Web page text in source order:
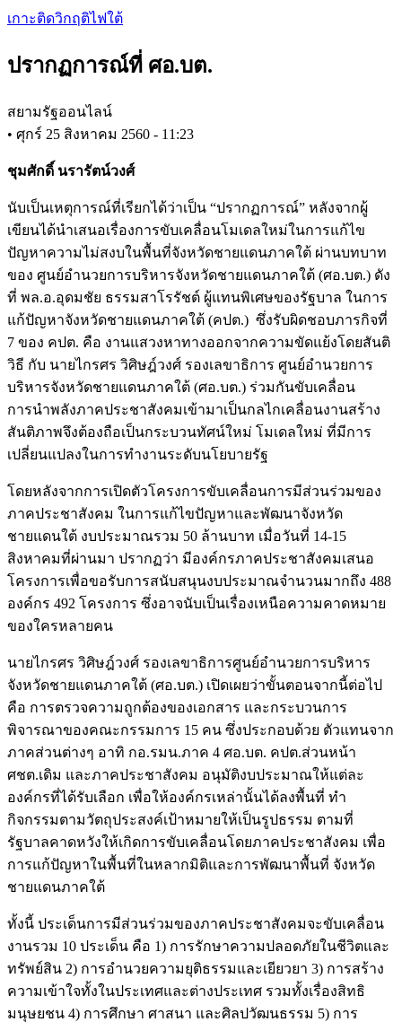
Skip
content
เกาะติดวิกฤติไฟใต้
ปรากฏการณ์ที่ ศอ.บต.
สยามรัฐออนไลน์
• ศุกร์ 25 สิงหาคม 2560 - 11:23
ชุมศักดิ์ นรารัตน์วงศ์
นับเป็นเหตุการณ์ที่เรียกได้ว่าเป็น “ปรากฏการณ์” หลังจากผู้
เขียนได้นำเสนอเรื่องการขับเคลื่อนโมเดลใหม่ในการแก้ไข
ปัญหาความไม่สงบในพื้นที่จังหวัดชายแดนภาคใต้ ผ่านบทบาท
ของ ศูนย์อำนวยการบริหารจังหวัดชายแดนภาคใต้ (ศอ.บต.) ดัง
ที่ พล.อ.อุดมชัย ธรรมสาโรรัชต์ ผู้แทนพิเศษของรัฐบาล ในการ
แก้ปัญหาจังหวัดชายแดนภาคใต้ (คปต.) ซึ่งรับผิดชอบภารกิจที่
7 ของ คปต. คือ งานแสวงหาทางออกจากความขัดแย้งโดยสันติ
วิธี กับ นายไกรศร วิศิษฎ์วงศ์ รองเลขาธิการ ศูนย์อำนวยการ
บริหารจังหวัดชายแดนภาคใต้ (ศอ.บต.) ร่วมกันขับเคลื่อน
การนำพลังภาคประชาสังคมเข้ามาเป็นกลไกเคลื่อนงานสร้าง
สันติภาพจึงต้องถือเป็นกระบวนทัศน์ใหม่ โมเดลใหม่ ที่มีการ
เปลี่ยนแปลงในการทำงานระดับนโยบายรัฐ
โดยหลังจากการเปิดตัวโครงการขับเคลื่อนการมีส่วนร่วมของ
ภาคประชาสังคม ในการแก้ไขปัญหาและพัฒนาจังหวัด
ชายแดนใต้ งบประมาณรวม 50 ล้านบาท เมื่อวันที่ 14-15
สิงหาคมที่ผ่านมา ปรากฏว่า มีองค์กรภาคประชาสังคมเสนอ
โครงการเพื่อขอรับการสนับสนุนงบประมาณจำนวนมากถึง 488
องค์กร 492 โครงการ ซึ่งอาจนับเป็นเรื่องเหนือความคาดหมาย
ของใครหลายคน
นายไกรศร วิศิษฎ์วงศ์ รองเลขาธิการศูนย์อำนวยการบริหาร
จังหวัดชายแดนภาคใต้ (ศอ.บต.) เปิดเผยว่าขั้นตอนจากนี้ต่อไป
คือ การตรวจความถูกต้องของเอกสาร และกระบวนการ
พิจารณาของคณะกรรมการ 15 คน ซึ่งประกอบด้วย ตัวแทนจาก
ภาคส่วนต่างๆ อาทิ กอ.รมน.ภาค 4 ศอ.บต. คปต.ส่วนหน้า
ศชต.เดิม และภาคประชาสังคม อนุมัติงบประมาณให้แต่ละ
องค์กรที่ได้รับเลือก เพื่อให้องค์กรเหล่านั้นได้ลงพื้นที่ ทำ
กิจกรรมตามวัตถุประสงค์เป้าหมายให้เป็นรูปธรรม ตามที่
รัฐบาลคาดหวังให้เกิดการขับเคลื่อนโดยภาคประชาสังคม เพื่อ
การแก้ปัญหาในพื้นที่ในหลากมิติและการพัฒนาพื้นที่ จังหวัด
ชายแดนภาคใต้
ทั้งนี้ ประเด็นการมีส่วนร่วมของภาคประชาสังคมจะขับเคลื่อน
งานรวม 10 ประเด็น คือ 1) การรักษาความปลอดภัยในชีวิตและ
ทรัพย์สิน 2) การอำนวยความยุติธรรมและเยียวยา 3) การสร้าง
ความเข้าใจทั้งในประเทศและต่างประเทศ รวมทั้งเรื่องสิทธิ
มนุษยชน 4) การศึกษา ศาสนา และศิลปวัฒนธรรม 5) การ